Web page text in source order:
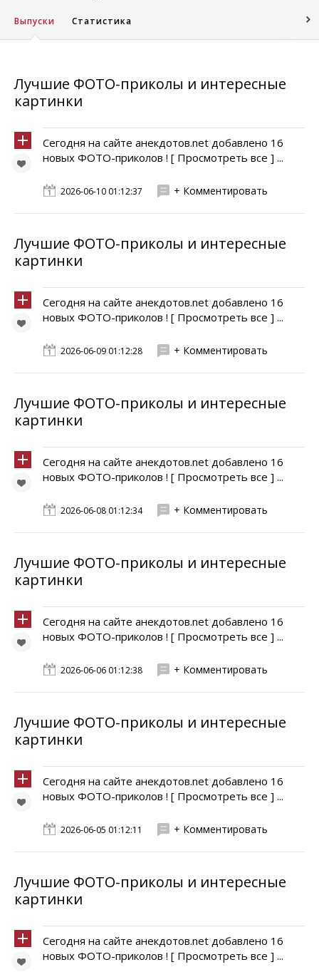
Выпуски Статистика
Лучшие ФОТО-приколы и интересные
картинки
Сегодня на сайте анекдотов.net добавлено 16
новых ФОТО-приколов ! [ Просмотреть все ] ...
2026-06-10 01:12:37 + Комментировать
Лучшие ФОТО-приколы и интересные
картинки
Сегодня на сайте анекдотов.net добавлено 16
новых ФОТО-приколов ! [ Просмотреть все ] ...
2026-06-09 01:12:28 + Комментировать
Лучшие ФОТО-приколы и интересные
картинки
Сегодня на сайте анекдотов.net добавлено 16
новых ФОТО-приколов ! [ Просмотреть все ] ...
2026-06-08 01:12:34 + Комментировать
Лучшие ФОТО-приколы и интересные
картинки
Сегодня на сайте анекдотов.net добавлено 16
новых ФОТО-приколов ! [ Просмотреть все ] ...
2026-06-06 01:12:38 + Комментировать
Лучшие ФОТО-приколы и интересные
картинки
Сегодня на сайте анекдотов.net добавлено 16
новых ФОТО-приколов ! [ Просмотреть все ] ...
2026-06-05 01:12:11 + Комментировать
Лучшие ФОТО-приколы и интересные
картинки
Сегодня на сайте анекдотов.net добавлено 16
новых ФОТО-приколов ! [ Просмотреть все ] ...